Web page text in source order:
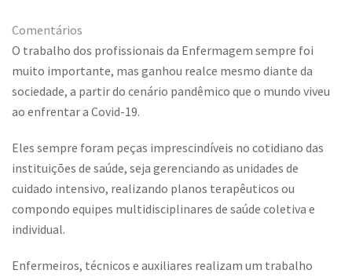
Comentários
O trabalho dos profissionais da Enfermagem sempre foi
muito importante, mas ganhou realce mesmo diante da
sociedade, a partir do cenário pandêmico que o mundo viveu
ao enfrentar a Covid-19.
Eles sempre foram peças imprescindíveis no cotidiano das
instituições de saúde, seja gerenciando as unidades de
cuidado intensivo, realizando planos terapêuticos ou
compondo equipes multidisciplinares de saúde coletiva e
individual.
Enfermeiros, técnicos e auxiliares realizam um trabalho